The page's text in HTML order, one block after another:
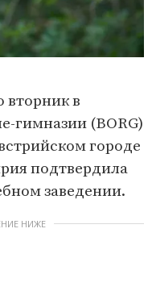
вторник в
гимназии (BORG)
городе
подтвердила
заведении.
НИЖЕ